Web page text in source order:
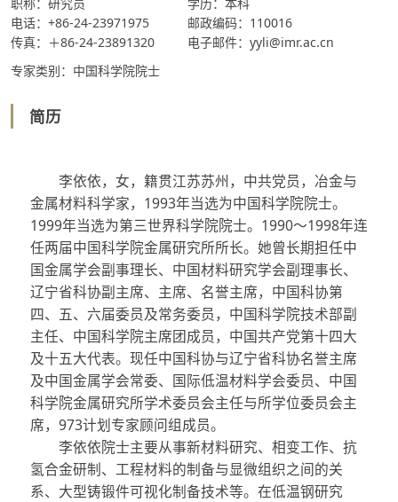
电话：+86-24-23971975
邮政编码：110016
传真：＋86-24-23891320
电子邮件：yyli@imr.ac.cn
专家类别：中国科学院院士
简历
李依依，女，籍贯江苏苏州，中共党员，冶金与
金属材料科学家， 1993年当选为中国科学院院士。
1999年当选为第三世界科学院院士。 1990～1998年连
任两届中国科学院金属研究所所长。她曾长期担任中
国金属学会副事理长、中国材料研究学会副理事长、
辽宁省科协副主席、主席、名誉主席，中国科协第
四、五、六届委员及常务委员，中国科学院技术部副
主任、中国科学院主席团成员，中国共产党第十四大
及十五大代表。现任中国科协与辽宁省科协名誉主席
及中国金属学会常委、国际低温材料学会委员、中国
科学院金属研究所学术委员会主任与所学位委员会主
席， 973计划专家顾问组成员。
李依依院士主要从事新材料研究、相变工作、抗
氢合金研制、工程材料的制备与显微组织之间的关
系、大型铸锻件可视化制备技术等。在低温钢研究